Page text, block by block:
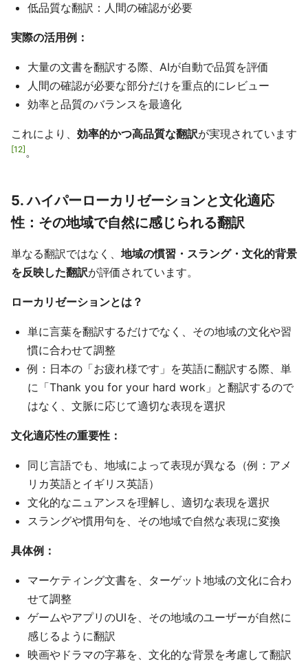
低品質な翻訳：人間の確認が必要
実際の活用例：
大量の文書を翻訳する際、AIが自動で品質を評価
人間の確認が必要な部分だけを重点的にレビュー
効率と品質のバランスを最適化
これにより、 効率的かつ高品質な翻訳が実現されています
12 。
5. ハイパーローカリゼーションと文化適応
性：その地域で自然に感じられる翻訳
単なる翻訳ではなく、 地域の慣習・スラング・文化的背景
を反映した翻訳が評価されています。
ローカリゼーションとは？
単に言葉を翻訳するだけでなく、その地域の文化や習
慣に合わせて調整
例：日本の「お疲れ様です」を英語に翻訳する際、単
に「Thank you for your hard work」と翻訳するので
はなく、文脈に応じて適切な表現を選択
文化適応性の重要性：
同じ言語でも、地域によって表現が異なる（例：アメ
リカ英語とイギリス英語）
文化的なニュアンスを理解し、適切な表現を選択
スラングや慣用句を、その地域で自然な表現に変換
具体例：
マーケティング文書を、ターゲット地域の文化に合わ
せて調整
ゲームやアプリのUIを、その地域のユーザーが自然に
感じるように翻訳
映画やドラマの字幕を、文化的な背景を考慮して翻訳